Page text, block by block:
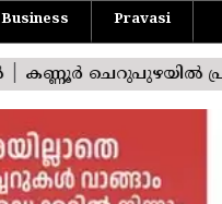
Business Pravasi